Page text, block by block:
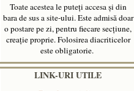
Toate acestea le puteți accesa și din
bara de sus a site-ului. Este admisă doar
o postare pe zi, pentru fiecare secțiune,
creație proprie. Folosirea diacriticelor
este obligatorie.
LINK-URI UTILE